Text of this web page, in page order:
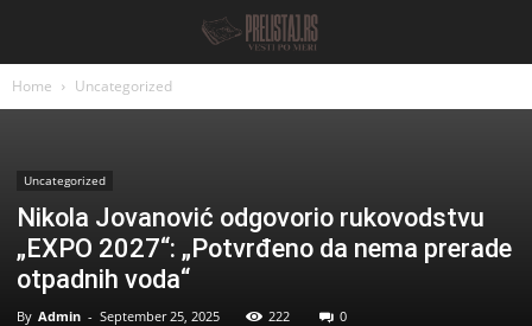
Home Uncategorized
Uncategorized
Nikola Jovanović odgovorio rukovodstvu
„EXPO 2027“: „Potvrđeno da nema prerade
otpadnih voda“
By Admin - September 25, 2025 222 0